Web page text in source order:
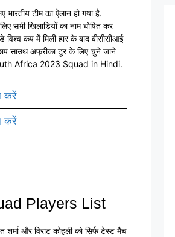
टीम का ऐलान हो गया है.
खिलाड़ियों का नाम घोषित कर
कप में मिली हार के बाद बीसीसीआई
साउथ अफ्रीका टूर के लिए चुने जाने
Africa 2023 Squad in Hindi.
करें
करें
Players List
और विराट कोहली को सिर्फ टेस्ट मैच